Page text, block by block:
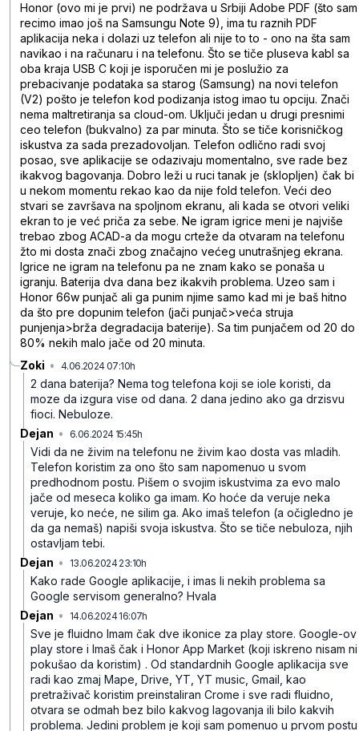
Honor (ovo mi je prvi) ne podržava u Srbiji Adobe PDF (što sam
recimo imao još na Samsungu Note 9), ima tu raznih PDF
aplikacija neka i dolazi uz telefon ali nije to to - ono na šta sam
navikao i na računaru i na telefonu. Što se tiče pluseva kabl sa
oba kraja USB C koji je isporučen mi je poslužio za
prebacivanje podataka sa starog (Samsung) na novi telefon
(V2) pošto je telefon kod podizanja istog imao tu opciju. Znači
nema maltretiranja sa cloud-om. Uključi jedan u drugi presnimi
ceo telefon (bukvalno) za par minuta. Što se tiče korisničkog
iskustva za sada prezadovoljan. Telefon odlično radi svoj
posao, sve aplikacije se odazivaju momentalno, sve rade bez
ikakvog bagovanja. Dobro leži u ruci tanak je (sklopljen) čak bi
u nekom momentu rekao kao da nije fold telefon. Veći deo
stvari se završava na spoljnom ekranu, ali kada se otvori veliki
ekran to je već priča za sebe. Ne igram igrice meni je najviše
trebao zbog ACAD-a da mogu crteže da otvaram na telefonu
žto mi dosta znači zbog značajno većeg unutrašnjeg ekrana.
Igrice ne igram na telefonu pa ne znam kako se ponaša u
igranju. Baterija dva dana bez ikakvih problema. Uzeo sam i
Honor 66w punjač ali ga punim njime samo kad mi je baš hitno
da što pre dopunim telefon (jači punjač>veća struja
punjenja>brža degradacija baterije). Sa tim punjačem od 20 do
80% nekih malo jače od 20 minuta.
Zoki • 4.06.2024 07:10h
2 dana baterija? Nema tog telefona koji se iole koristi, da
moze da izgura vise od dana. 2 dana jedino ako ga drzisvu
fioci. Nebuloze.
Dejan • 6.06.2024 15:45h
Vidi da ne živim na telefonu ne živim kao dosta vas mladih.
Telefon koristim za ono što sam napomenuo u svom
predhodnom postu. Pišem o svojim iskustvima za evo malo
jače od meseca koliko ga imam. Ko hoće da veruje neka
veruje, ko neće, ne silim ga. Ako imaš telefon (a očigledno je
da ga nemaš) napiši svoja iskustva. Što se tiče nebuloza, njih
ostavljam tebi.
Dejan • 13.06.2024 23:10h
Kako rade Google aplikacije, i imas li nekih problema sa
Google servisom generalno? Hvala
Dejan • 14.06.2024 16:07h
Sve je fluidno Imam čak dve ikonice za play store. Google-ov
play store i Imaš čak i Honor App Market (koji iskreno nisam ni
pokušao da koristim) . Od standardnih Google aplikacija sve
radi kao zmaj Mape, Drive, YT, YT music, Gmail, kao
pretraživač koristim preinstaliran Crome i sve radi fluidno,
otvara se odmah bez bilo kakvog lagovanja ili bilo kakvih
problema. Jedini problem je koji sam pomenuo u prvom postu